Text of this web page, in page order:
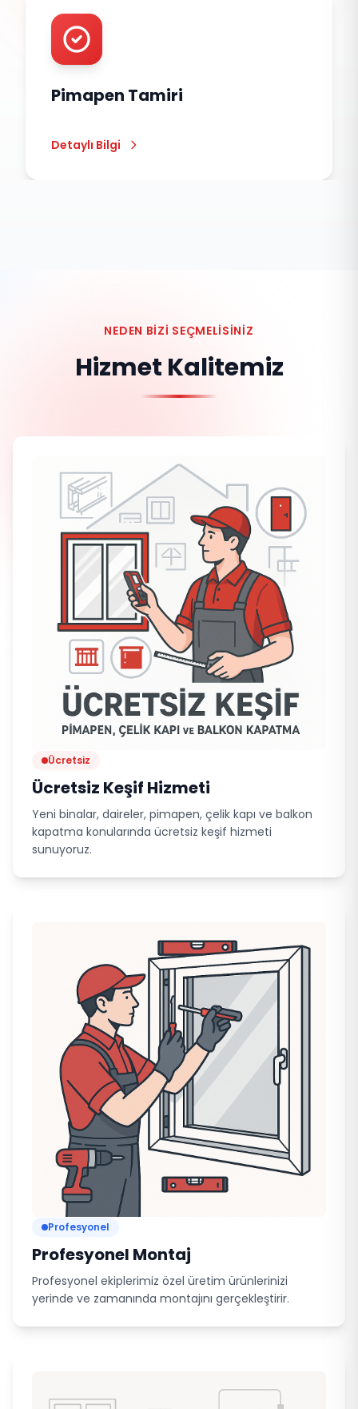
Pimapen Tamiri
Detaylı Bilgi
NEDEN BIZI SEÇMELISINIZ
Hizmet Kalitemiz
Ücretsiz
Ücretsiz Keşif Hizmeti
Yeni binalar, daireler, pimapen, çelik kapı ve balkon
kapatma konularında ücretsiz keşif hizmeti
sunuyoruz.
Profesyonel
Profesyonel Montaj
Profesyonel ekiplerimiz özel üretim ürünlerinizi
yerinde ve zamanında montajını gerçekleştirir.